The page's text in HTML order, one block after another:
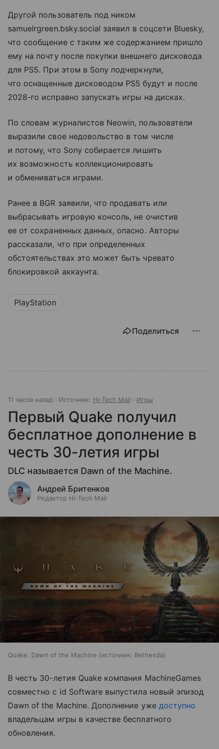
Другой пользователь под ником
samuelrgreen.bsky.social заявил в соцсети Bluesky,
что сообщение с таким же содержанием пришло
ему на почту после покупки внешнего дисковода
для PS5. При этом в Sony подчеркнули,
что оснащенные дисководом PS5 будут и после
2028-го исправно запускать игры на дисках.
По словам журналистов Neowin, пользователи
выразили свое недовольство в том числе
и потому, что Sony собирается лишить
их возможность коллекционировать
и обмениваться играми.
Ранее в BGR заявили, что продавать или
выбрасывать игровую консоль, не очистив
ее от сохраненных данных, опасно. Авторы
рассказали, что при определенных
обстоятельствах это может быть чревато
блокировкой аккаунта.
PlayStation
Поделиться
11 часов назад Источник: Hi-Tech Mail Игры
Первый Quake получил
бесплатное дополнение в
честь 30-летия игры
DLC называется Dawn of the Machine.
Андрей Бритенков
Редактор Hi-Tech Mail
Quake: Dawn of the Machine источник: Bethesda
В честь 30-летия Quake компания MachineGames
совместно с id Software выпустила новый эпизод
Dawn of the Machine. Дополнение уже доступно
владельцам игры в качестве бесплатного
обновления.